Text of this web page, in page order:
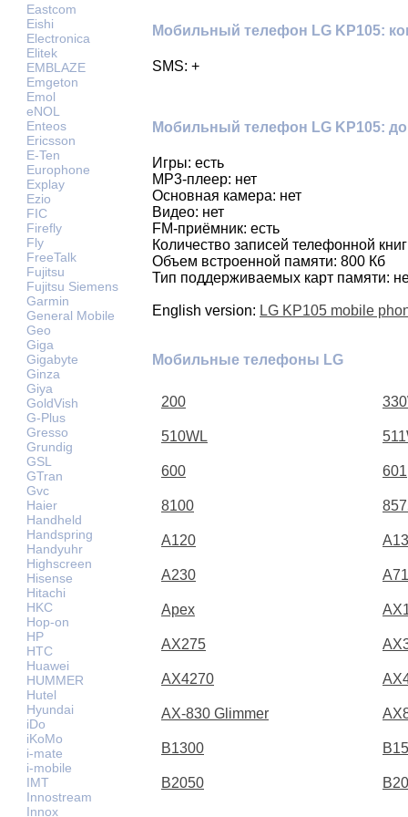
Eastcom
Eishi
Electronica
Elitek
EMBLAZE
Emgeton
Emol
eNOL
Enteos
Ericsson
E-Ten
Europhone
Explay
Ezio
FIC
Firefly
Fly
FreeTalk
Fujitsu
Fujitsu Siemens
Garmin
General Mobile
Geo
Giga
Gigabyte
Ginza
Giya
GoldVish
G-Plus
Gresso
Grundig
GSL
GTran
Gvc
Haier
Handheld
Handspring
Handyuhr
Highscreen
Hisense
Hitachi
HKC
Hop-on
HP
HTC
Huawei
HUMMER
Hutel
Hyundai
iDo
iKoMo
i-mate
i-mobile
IMT
Innostream
Innox
Мобильный телефон LG KP105:
SMS: +
Мобильный телефон LG KP105:
Игры: есть
MP3-плеер: нет
Основная камера: нет
Видео: нет
FM-приёмник: есть
Количество записей телефонной
Объем встроенной памяти: 800 Кб
Тип поддерживаемых карт памяти:
English version: LG KP105 mobile
Мобильные телефоны LG
200
510WL
600 601
8100
A120
A230
Apex
AX275
AX4270
AX-830 Glimmer
B1300
B2050